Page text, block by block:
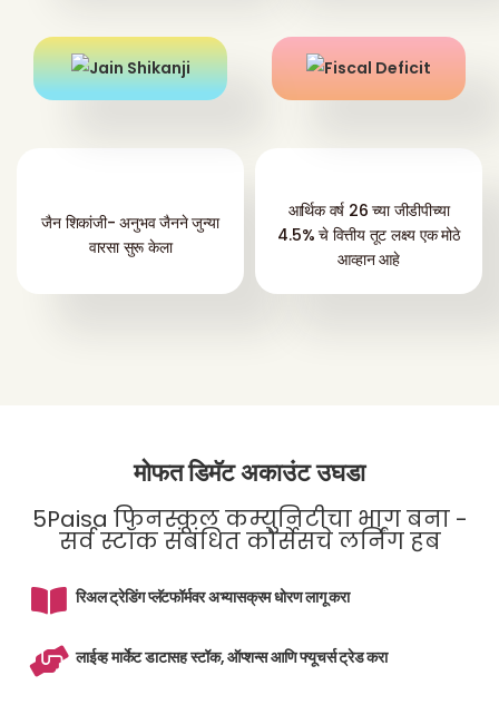
जैन शिकांजी- अनुभव जैनने जुन्या
वारसा सुरू केला
आर्थिक वर्ष 26 च्या जीडीपीच्या
4.5% चे वित्तीय तूट लक्ष्य एक मोठे
आव्हान आहे
मोफत डिमॅट अकाउंट उघडा
5Paisa फिनस्कूल कम्युनिटीचा भाग बना -
सर्व स्टॉक संबंधित कोर्सेसचे लर्निंग हब
रिअल ट्रेडिंग प्लॅटफॉर्मवर अभ्यासक्रम धोरण लागू करा
लाईव्ह मार्केट डाटासह स्टॉक, ऑप्शन्स आणि फ्यूचर्स ट्रेड करा